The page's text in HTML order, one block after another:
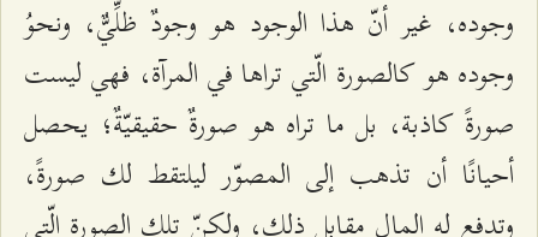
وجوده، غير أنّ هذا الوجود هو وجودٌ ظلِّيٌّ، ونحوُ
وجوده هو كالصورة الّتي تراها في المرآة، فهي ليست
صورةً كاذبة، بل ما تراه هو صورةٌ حقيقيّةٌ؛ يحصل
أحيانًا أن تذهب إلى المصوّر ليلتقط لك صورةً،
وتدفع له المال مقابل ذلك، ولكنّ تلك الصورة الّتي